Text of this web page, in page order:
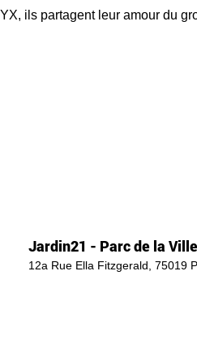
ils partagent leur amour du
Jardin21 - Parc de la
12a Rue Ella Fitzgerald, 75019